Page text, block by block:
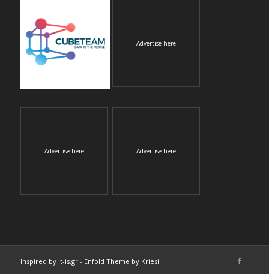
Advertise here
Advertise here Advertise here
Inspired by it-is.gr- Enfold Theme by Kriesi